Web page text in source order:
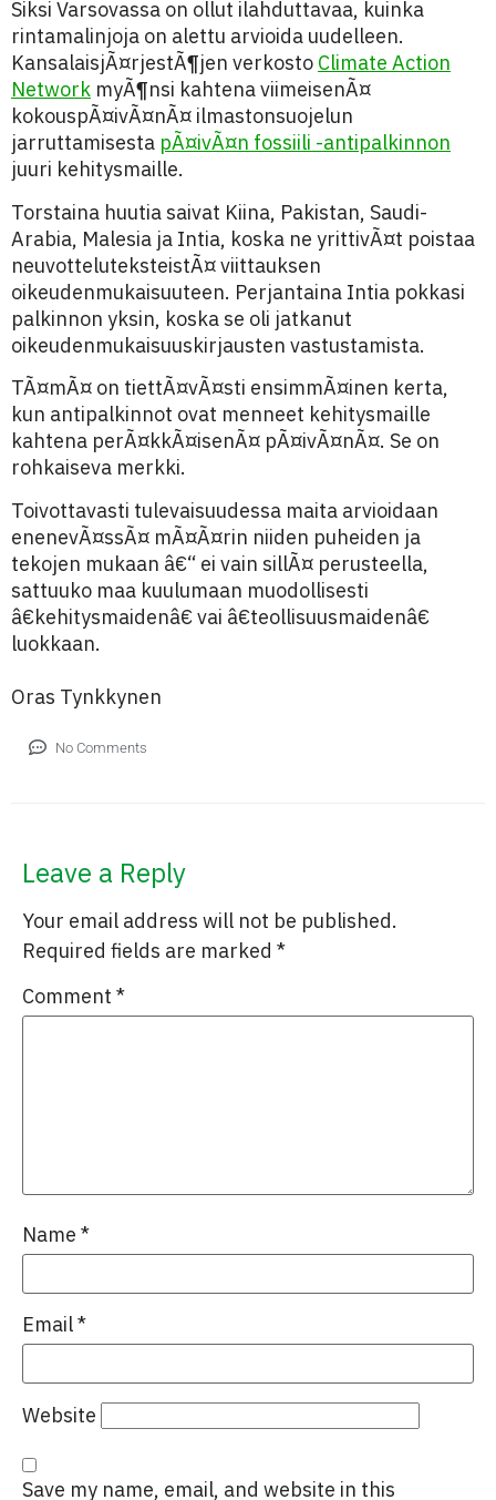
Siksi Varsovassa on ollut ilahduttavaa, kuinka
rintamalinjoja on alettu arvioida uudelleen.
KansalaisjÃ¤rjestÃ¶jen verkosto Climate Action
Network myÃ¶nsi kahtena viimeisenÃ¤
kokouspÃ¤ivÃ¤nÃ¤ ilmastonsuojelun
jarruttamisesta pÃ¤ivÃ¤n fossiili -antipalkinnon
juuri kehitysmaille.
Torstaina huutia saivat Kiina, Pakistan, Saudi-
Arabia, Malesia ja Intia, koska ne yrittivÃ¤t poistaa
neuvotteluteksteistÃ¤ viittauksen
oikeudenmukaisuuteen. Perjantaina Intia pokkasi
palkinnon yksin, koska se oli jatkanut
oikeudenmukaisuuskirjausten vastustamista.
TÃ¤mÃ¤ on tiettÃ¤vÃ¤sti ensimmÃ¤inen kerta,
kun antipalkinnot ovat menneet kehitysmaille
kahtena perÃ¤kkÃ¤isenÃ¤ pÃ¤ivÃ¤nÃ¤. Se on
rohkaiseva merkki.
Toivottavasti tulevaisuudessa maita arvioidaan
enenevÃ¤ssÃ¤ mÃ¤Ã¤rin niiden puheiden ja
tekojen mukaan â€“ ei vain sillÃ¤ perusteella,
sattuuko maa kuulumaan muodollisesti
â€kehitysmaidenâ€ vai â€teollisuusmaidenâ€
luokkaan.
Oras Tynkkynen
No Comments
Leave a Reply
Your email address will not be published.
Required fields are marked *
Comment *
Name *
Email*
Website
Save my name, email, and website in this